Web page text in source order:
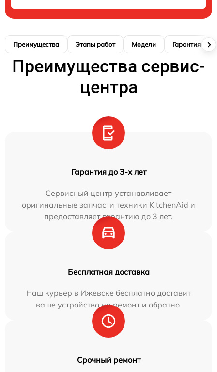
Преимущества Этапы работ Модели Гарантия
Преимущества сервис-
центра
Гарантия до 3-х лет
Сервисный центр устанавливает
оригинальные запчасти техники KitchenAid и
предоставляет гарантию до 3 лет.
Бесплатная доставка
Наш курьер в Ижевске бесплатно доставит
ваше устройство на ремонт и обратно.
Срочный ремонт